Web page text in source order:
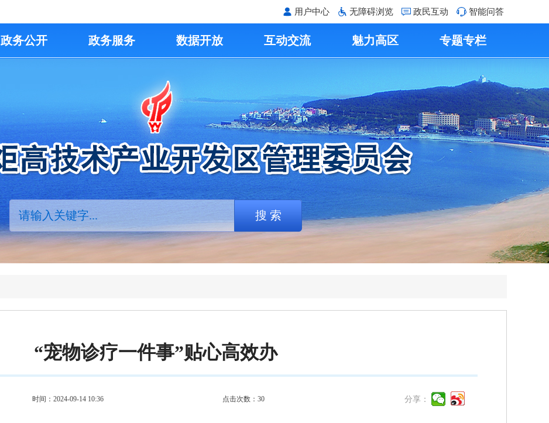
用户中心 无障碍浏览 政民互动 智能问答
政务公开 政务服务 数据开放 互动交流 魅力高区 专题专栏
“宠物诊疗一件事”贴心高效办
时间：2024-09-14 10:36 点击次数： 30 分享：